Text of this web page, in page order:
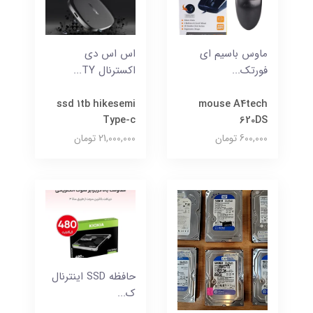
ماوس باسیم ای
فورتک...
mouse A4tech
620DS
600,000 تومان
اس اس دی
اکسترنال TY...
ssd 1tb hikesemi
Type-c
21,000,000 تومان
حافظه SSD اینترنال
ک...